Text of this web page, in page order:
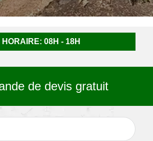
HORAIRE: 08H - 18H
de devis gratuit